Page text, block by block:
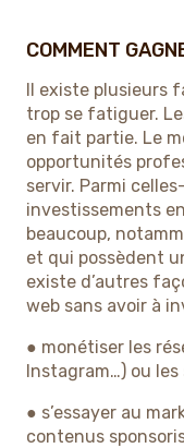
COMMENT
Il existe plusieurs
trop se fatiguer.
en fait partie. Le
opportunités
servir. Parmi
investissements
beaucoup,
et qui possèdent
existe d’autres
web sans avoir à
● monétiser les
Instagram…) ou
● s’essayer au
contenus